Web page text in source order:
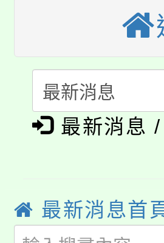
程，歡迎
心理、諮商
系所師生報
縣市「校
踴躍報名參
桃園市115
「桃園市
展演活動實
115年度「
義教育推展
公告本校
代理(課)教
「2026金
生本土語及
公告本校
代理(課)教
公告本校
最新消息 /
最新消息首